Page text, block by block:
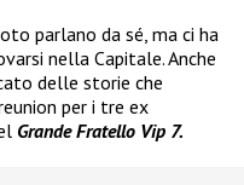
parlano da sé, ma ci ha
nella Capitale. Anche
delle storie che
per i tre ex
Grande Fratello Vip 7.